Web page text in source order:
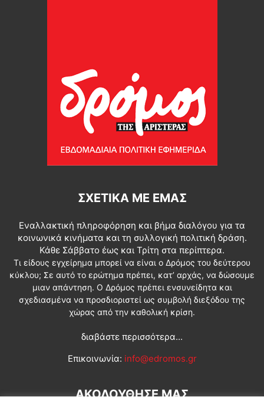
ΣΧΕΤΙΚΆ ΜΕ ΕΜΆΣ
Εναλλακτική πληροφόρηση και βήμα διαλόγου για τα
κοινωνικά κινήματα και τη συλλογική πολιτική δράση.
Κάθε Σάββατο έως και Τρίτη στα περίπτερα.
Τι είδους εγχείρημα μπορεί να είναι ο Δρόμος του δεύτερου
κύκλου; Σε αυτό το ερώτημα πρέπει, κατ’ αρχάς, να δώσουμε
μιαν απάντηση. Ο Δρόμος πρέπει ενσυνείδητα και
σχεδιασμένα να προσδιοριστεί ως συμβολή διεξόδου της
χώρας από την καθολική κρίση.
διαβάστε περισσότερα...
Επικοινωνία: info@edromos.gr
ΑΚΟΛΟΥΘΗΣΕ ΜΑΣ